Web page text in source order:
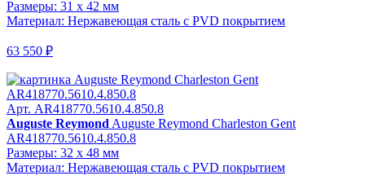
Размеры: 31 x 42 мм
Материал: Нержавеющая сталь с PVD покрытием
63 550 ₽
Арт. AR418770.5610.4.850.8
Auguste Reymond Auguste Reymond Charleston Gent
AR418770.5610.4.850.8
Размеры: 32 x 48 мм
Материал: Нержавеющая сталь с PVD покрытием